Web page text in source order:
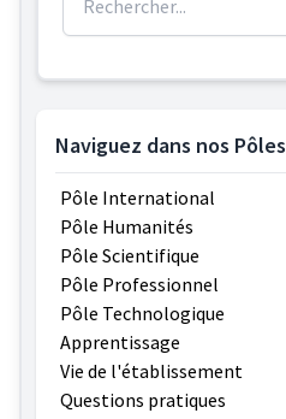
Naviguez dans nos Pôles
Pôle International
Pôle Humanités
Pôle Scientifique
Pôle Professionnel
Pôle Technologique
Apprentissage
Vie de l'établissement
Questions pratiques